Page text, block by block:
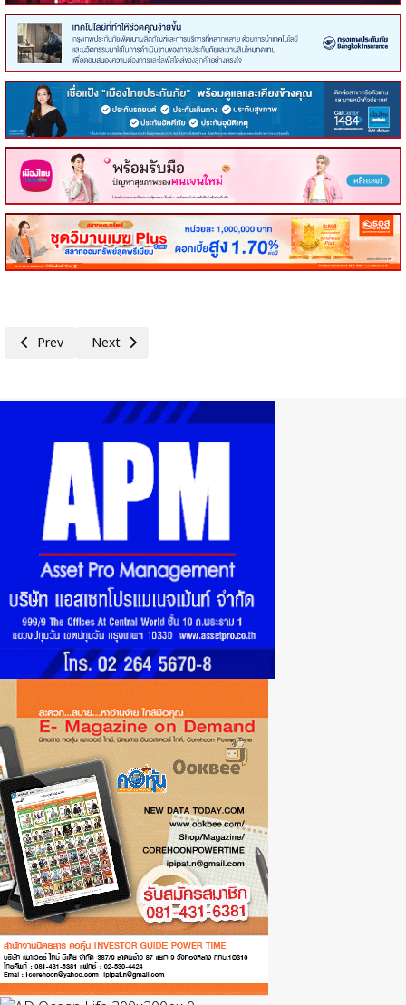
Previous article: ส.อ.ท. ชี้สัญญาณสันติภาพตะวันออกกลาง หนุนเศรษฐกิจไ
Prev Next article: พิมพ์ใจ เปิดนโยบาย '5I' เดินหน้ายกระดับอุตสา
Next